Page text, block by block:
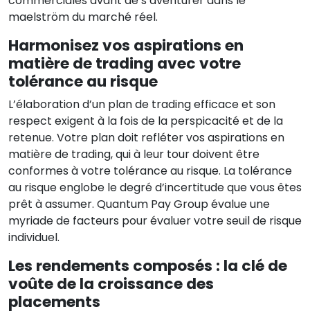
maelström du marché réel.
Harmonisez vos aspirations en
matière de trading avec votre
tolérance au risque
L’élaboration d’un plan de trading efficace et son
respect exigent à la fois de la perspicacité et de la
retenue. Votre plan doit refléter vos aspirations en
matière de trading, qui à leur tour doivent être
conformes à votre tolérance au risque. La tolérance
au risque englobe le degré d’incertitude que vous êtes
prêt à assumer. Quantum Pay Group évalue une
myriade de facteurs pour évaluer votre seuil de risque
individuel.
Les rendements composés : la clé de
voûte de la croissance des
placements